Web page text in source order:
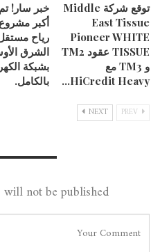
توقع شركة Middle
East Tissue
Pioneer WHITE
TISSUE عقود TM2
و TM3 مع
HiCredit Heavy…
خبر سار!
أكبر
رياح
الشرق
بشبكة
بالكامل.
NEXT
not be published.